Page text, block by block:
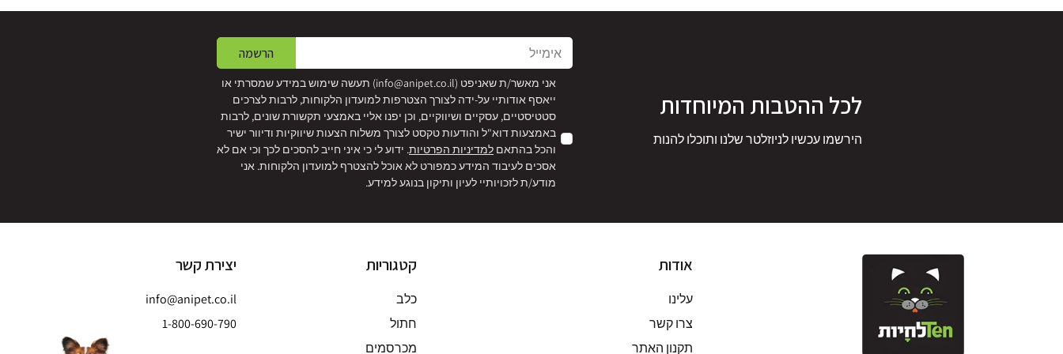
לכל ההטבות המיוחדות
הירשמו עכשיו לניוזלטר שלנו ותוכלו להנות
אימייל הרשמה
אני מאשר/ת שאניפט (info@anipet.co.il) תעשה שימוש במידע שמסרתי או
ייאסף אודותיי על-ידה לצורך הצטרפות למועדון הלקוחות, לרבות לצרכים
סטטיסטיים, עסקיים ושיווקיים, וכן יפנו אליי באמצעי תקשורת שונים, לרבות
באמצעות דוא"ל והודעות טקסט לצורך משלוח הצעות שיווקיות ודיוור ישיר
והכל בהתאם למדיניות הפרטיות. ידוע לי כי איני חייב להסכים לכך וכי אם לא
אסכים לעיבוד המידע כמפורט לא אוכל להצטרף למועדון הלקוחות. אני
מודע/ת לזכויותיי לעיון ותיקון בנוגע למידע.
אודות
עלינו
צרו קשר
תקנון האתר
קטגוריות
כלב
חתול
מכרסמים
יצירת קשר
info@anipet.co.il
1-800-690-790